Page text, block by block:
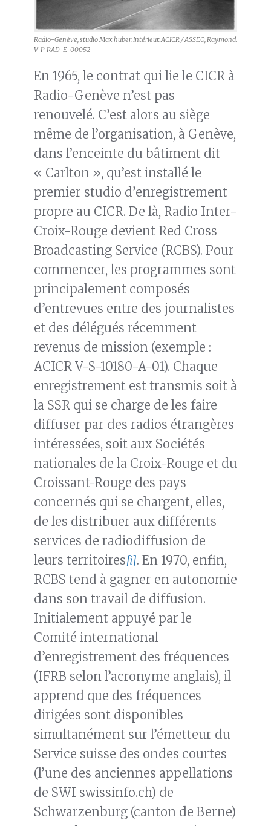
Radio-Genève, studio Max huber. Intérieur. ACICR / ASSEO, Raymond.
V-P-RAD-E-00052
En 1965, le contrat qui lie le CICR à
Radio-Genève n’est pas
renouvelé. C’est alors au siège
même de l’organisation, à Genève,
dans l’enceinte du bâtiment dit
« Carlton », qu’est installé le
premier studio d’enregistrement
propre au CICR. De là, Radio Inter-
Croix-Rouge devient Red Cross
Broadcasting Service (RCBS). Pour
commencer, les programmes sont
principalement composés
d’entrevues entre des journalistes
et des délégués récemment
revenus de mission (exemple :
ACICR V-S-10180-A-01). Chaque
enregistrement est transmis soit à
la SSR qui se charge de les faire
diffuser par des radios étrangères
intéressées, soit aux Sociétés
nationales de la Croix-Rouge et du
Croissant-Rouge des pays
concernés qui se chargent, elles,
de les distribuer aux différents
services de radiodiffusion de
leurs territoires[i]. En 1970, enfin,
RCBS tend à gagner en autonomie
dans son travail de diffusion.
Initialement appuyé par le
Comité international
d’enregistrement des fréquences
(IFRB selon l’acronyme anglais), il
apprend que des fréquences
dirigées sont disponibles
simultanément sur l’émetteur du
Service suisse des ondes courtes
(l’une des anciennes appellations
de SWI swissinfo.ch) de
Schwarzenburg (canton de Berne)